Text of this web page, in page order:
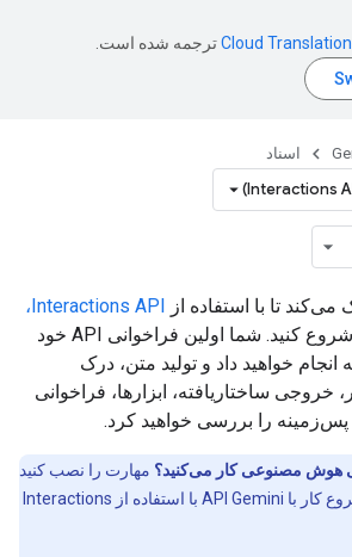
ترجمه شده است.
اسناد
Interactions
تا با استفاده از Interactions API،
کار با Gemini API را شروع کنید. شما اولین فراخوانی API خود
خواهید داد و تولید متن، درک
ساختاریافته، ابزارها، فراخوانی
را بررسی خواهید کرد.
مصنوعی کار می‌کنید؟مهارت را نصب کنید
و سپس اعلان را برای شروع کار با API Gemini با استفاده از Interactions